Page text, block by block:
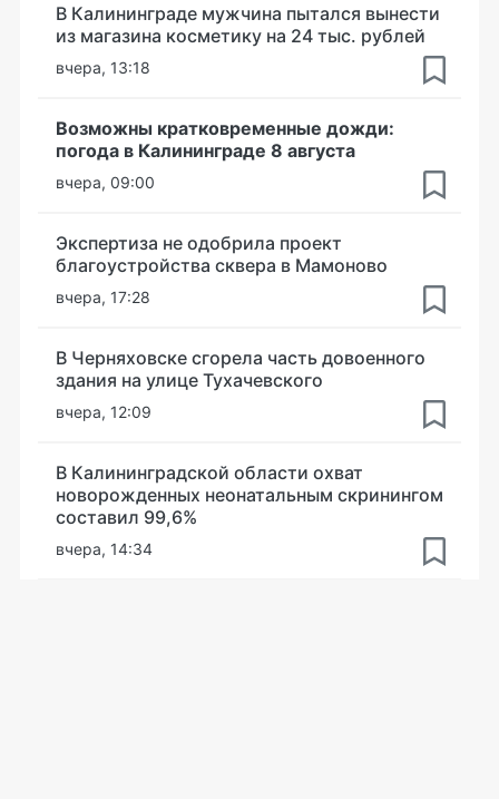
В Калининграде мужчина пытался вынести
из магазина косметику на 24 тыс. рублей
вчера, 13:18
Возможны кратковременные дожди:
погода в Калининграде 8 августа
вчера, 09:00
Экспертиза не одобрила проект
благоустройства сквера в Мамоново
вчера, 17:28
В Черняховске сгорела часть довоенного
здания на улице Тухачевского
вчера, 12:09
В Калининградской области охват
новорожденных неонатальным скринингом
составил 99,6%
вчера, 14:34